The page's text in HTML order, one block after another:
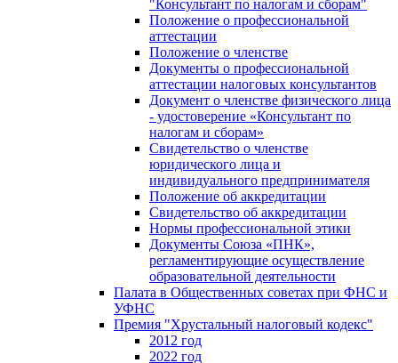
"Консультант по налогам и сборам"
Положение о профессиональной
аттестации
Положение о членстве
Документы о профессиональной
аттестации налоговых консультантов
Документ о членстве физического лица
- удостоверение «Консультант по
налогам и сборам»
Свидетельство о членстве
юридического лица и
индивидуального предпринимателя
Положение об аккредитации
Свидетельство об аккредитации
Нормы профессиональной этики
Документы Союза «ПНК»,
регламентирующие осуществление
образовательной деятельности
Палата в Общественных советах при ФНС и
УФНС
Премия "Хрустальный налоговый кодекс"
2012 год
2022 год